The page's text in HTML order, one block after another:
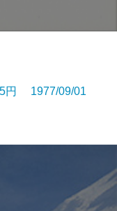
円 1977/09/01